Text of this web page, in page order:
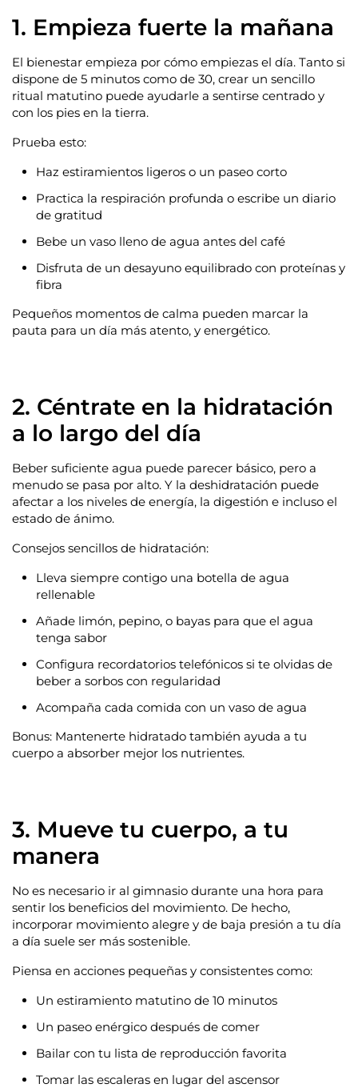
1. Empieza fuerte la mañana
El bienestar empieza por cómo empiezas el día. Tanto si
dispone de 5 minutos como de 30, crear un sencillo
ritual matutino puede ayudarle a sentirse centrado y
con los pies en la tierra.
Prueba esto:
Haz estiramientos ligeros o un paseo corto
Practica la respiración profunda o escribe un diario
de gratitud
Bebe un vaso lleno de agua antes del café
Disfruta de un desayuno equilibrado con proteínas y
fibra
Pequeños momentos de calma pueden marcar la
pauta para un día más atento, y energético.
2. Céntrate en la hidratación
a lo largo del día
Beber suficiente agua puede parecer básico, pero a
menudo se pasa por alto. Y la deshidratación puede
afectar a los niveles de energía, la digestión e incluso el
estado de ánimo.
Consejos sencillos de hidratación:
Lleva siempre contigo una botella de agua
rellenable
Añade limón, pepino, o bayas para que el agua
tenga sabor
Configura recordatorios telefónicos si te olvidas de
beber a sorbos con regularidad
Acompaña cada comida con un vaso de agua
Bonus: Mantenerte hidratado también ayuda a tu
cuerpo a absorber mejor los nutrientes.
3. Mueve tu cuerpo, a tu
manera
No es necesario ir al gimnasio durante una hora para
sentir los beneficios del movimiento. De hecho,
incorporar movimiento alegre y de baja presión a tu día
a día suele ser más sostenible.
Piensa en acciones pequeñas y consistentes como:
Un estiramiento matutino de 10 minutos
Un paseo enérgico después de comer
Bailar con tu lista de reproducción favorita
Tomar las escaleras en lugar del ascensor